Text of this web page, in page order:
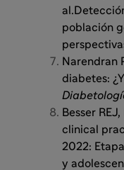
población
Narendran
diabetes:
Besser
clinical
2022:
y